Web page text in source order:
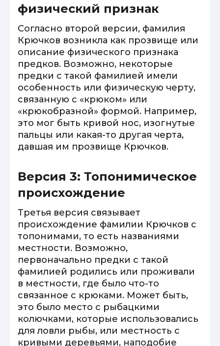
физический признак
Согласно второй версии, фамилия
Крючков возникла как прозвище или
описание физического признака
предков. Возможно, некоторые
предки с такой фамилией имели
особенность или физическую черту,
связанную с «крюком» или
«крюкобразной» формой. Например,
это мог быть кривой нос, изогнутые
пальцы или какая-то другая черта,
давшая им прозвище Крючков.
Версия 3: Топонимическое
происхождение
Третья версия связывает
происхождение фамилии Крючков с
топонимами, то есть названиями
местности. Возможно,
первоначально предки с такой
фамилией родились или проживали
в местности, где было что-то
связанное с крюками. Может быть,
это было место с рыбацкими
колючками, которые использовались
для ловли рыбы, или местность с
кривыми деревьями, наподобие